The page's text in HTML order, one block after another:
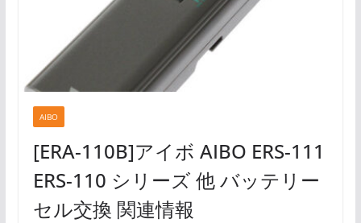
AIBO
[ERA-110B]アイボ AIBO ERS-111
ERS-110 シリーズ 他 バッテリー
セル交換 関連情報